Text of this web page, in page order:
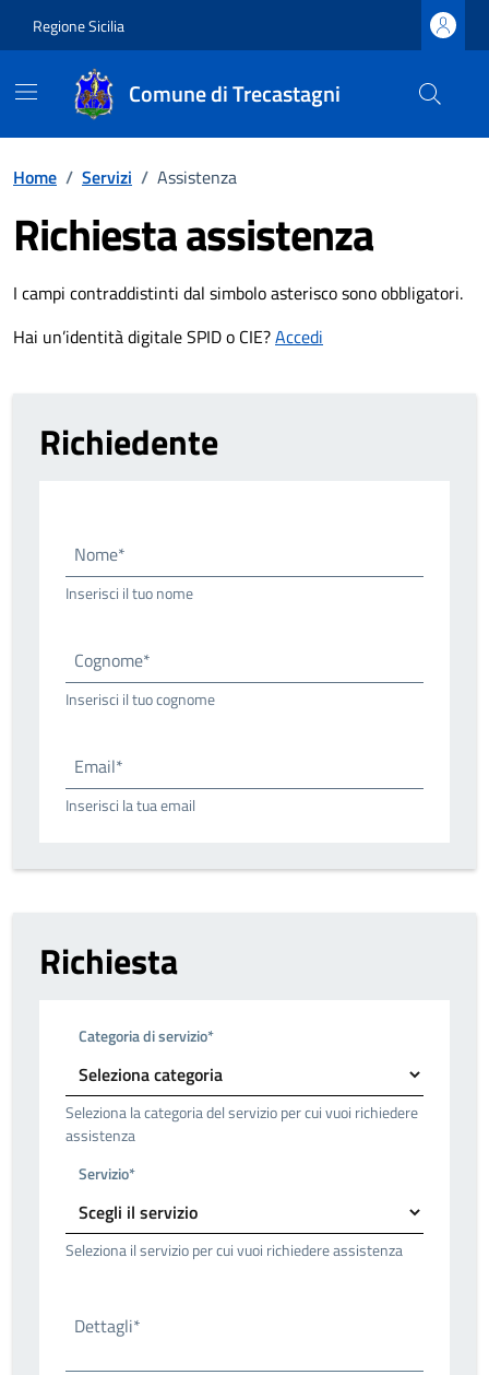
Regione Sicilia
Comune di Trecastagni
Home / Servizi / Assistenza
Richiesta assistenza
I campi contraddistinti dal simbolo asterisco sono obbligatori.
Hai un’identità digitale SPID o CIE?Accedi
Richiedente
Nome*
Inserisci il tuo nome
Cognome*
Inserisci il tuo cognome
Email*
Inserisci la tua email
Richiesta
Categoria di servizio*
Seleziona la categoria del servizio per cui vuoi richiedere
assistenza
Servizio*
Seleziona il servizio per cui vuoi richiedere assistenza
Dettagli*